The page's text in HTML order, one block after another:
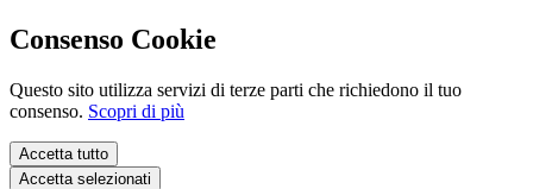
Consenso Cookie
Questo sito utilizza servizi di terze parti che richiedono il tuo
consenso. Scopri di più
Accetta tutto
Accetta selezionati